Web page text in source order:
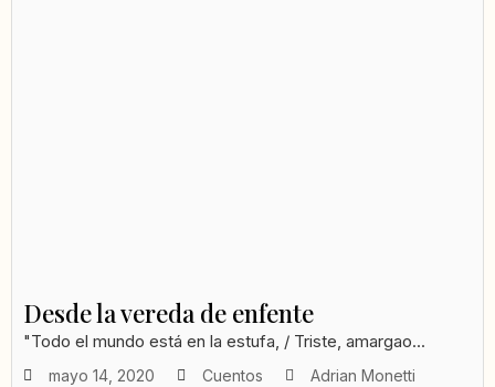
Desde la vereda de enfente
"Todo el mundo está en la estufa, / Triste, amargao...
mayo 14, 2020 Cuentos Adrian Monetti